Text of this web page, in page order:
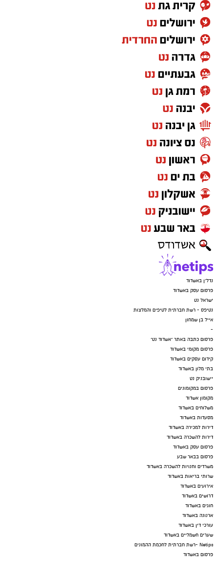
נדל"ן באשדוד
פרסום עסק באשדוד
ישראל נט
נטיפס - רשת חברתית לטיפים והמלצות
אייל בן שמחון
-
פרסום כתבה באתר "אשדוד נט"
פרסום מקומי באשדוד
קידום עסקים באשדוד
בתי מלון באשדוד
יישובניק נט
פרסום במקומונים
מקומון אשדוד
משלוחים באשדוד
מסעדות באשדוד
דירות למכירה באשדוד
דירות להשכרה באשדוד
פרסום עסק באשדוד
פרסום בבאר שבע
משרדים וחנויות להשכרה באשדוד
שרותי בריאות באשדוד
אירועים באשדוד
דרושים באשדוד
חוגים באשדוד
ארנונה באשדוד
עורכי דין באשדוד
שערים חשמליים באשדוד
Netips -רשת חברתית לחכמת ההמונים
פרסום באשדוד